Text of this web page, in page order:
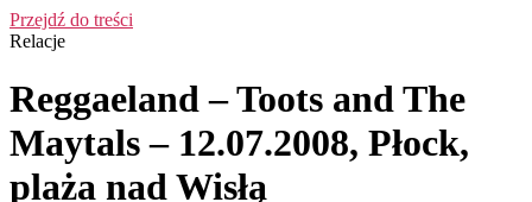
Przejdź do treści
Relacje
Reggaeland – Toots and The
Maytals – 12.07.2008, Płock,
plaża nad Wisłą